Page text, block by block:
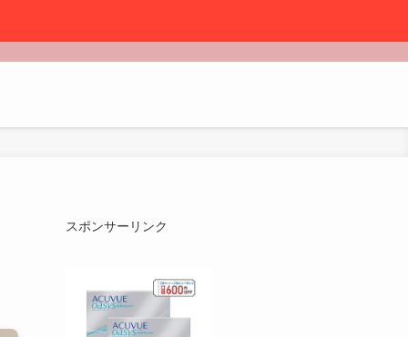
スポンサーリンク